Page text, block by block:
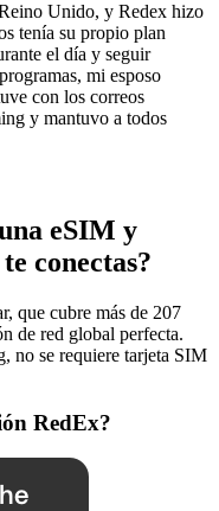
Unido, y Redex hizo
tenía su propio plan
el día y seguir
mi esposo
con los correos
y mantuvo a todos
eSIM y
conectas?
que cubre más de 207
de red global perfecta.
no se requiere tarjeta SIM
RedEx?